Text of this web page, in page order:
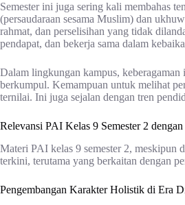
Semester ini juga sering kali membahas
(persaudaraan sesama Muslim) dan
rahmat, dan perselisihan yang tidak
pendapat, dan bekerja sama dalam
Dalam lingkungan kampus, keberagaman
berkumpul. Kemampuan untuk melihat
ternilai. Ini juga sejalan dengan tren
Relevansi PAI Kelas 9 Semester 2
Materi PAI kelas 9 semester 2, meskipun
terkini, terutama yang berkaitan dengan
Pengembangan Karakter Holistik di Era